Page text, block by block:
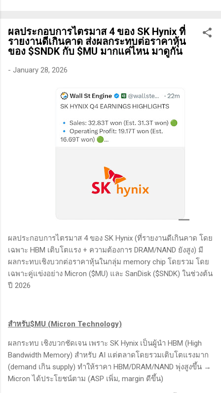
ในอนาคต การลงรายละเอียดในการวิเคราะห์นี้จะช่วยให้คุณ
สามารถเข้าใจตลาดและรู้จักจังหวะที่เหมาะสมในการเข้าเทรด . -
วิธีการที่พิสูจน์แล้วว่าทำเงินได้จริงและทำซ้ำได้ตลอด (Method):
การมีระบบหรือกลยุทธ์ที่ชัดเจนในการเทรดเป็นสิ่งสำคัญ เพราะจะ
ช่วยให้คุณไม่หลงลืมแนวทางที่ได้ผลในอดีตและสามารถปรับ
รอคอยและไม่รีบร้อนถือเป็นคุณสมบัติที่สำคัญในนักเทรด ความ
อดทนช่วยให้คุณสามารถทนต่อความผันผวนของตลาดและรอคอย
ผลประกอบการไตรมาส 4 ของ SK Hynix ที่
รายงานดีเกินคาด ส่งผลกระทบต่อราคาหุ้น
ของ $SNDK กับ $MU มากแค่ไหน มาดูกัน
- January 28, 2026
ผลประกอบการไตรมาส 4 ของ SK Hynix (ที่รายงานดีเกินคาด โดย
เฉพาะ HBM เติบโตแรง + ความต้องการ DRAM/NAND ยังสูง) มี
ผลกระทบเชิงบวกต่อราคาหุ้นในกลุ่ม memory chip โดยรวม โดย
เฉพาะคู่แข่งอย่าง Micron ($MU) และ SanDisk ($SNDK) ในช่วงต้น
ปี 2026
สำหรับ$MU (Micron Technology)
ผลกระทบ เชิงบวกชัดเจน เพราะ SK Hynix เป็นผู้นำ HBM (High
Bandwidth Memory) สำหรับ AI แต่ตลาดโดยรวมเติบโตแรงมาก
(demand เกิน supply) ทำให้ราคา HBM/DRAM/NAND พุ่งสูงขึ้น →
Micron ได้ประโยชน์ตาม (ASP เพิ่ม, margin ดีขึ้น)